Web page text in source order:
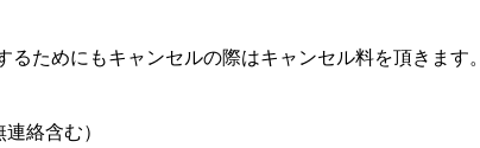
るためにもキャンセルの際はキャンセル料を頂きます。
絡含む）